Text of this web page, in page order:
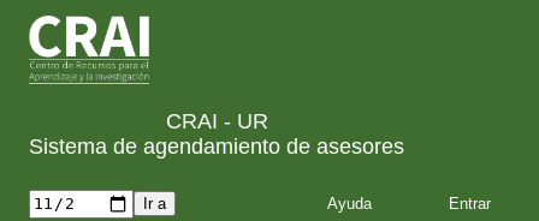
CRAI - UR
Sistema de agendamiento de asesores
Ayuda